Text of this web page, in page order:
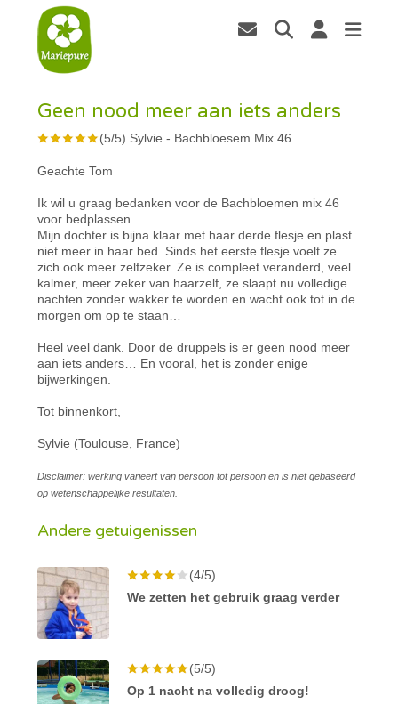
Geen nood meer aan iets anders
(5/5) Sylvie - Bachbloesem Mix 46
Geachte Tom
Ik wil u graag bedanken voor de Bachbloemen mix 46
voor bedplassen.
Mijn dochter is bijna klaar met haar derde flesje en plast
niet meer in haar bed. Sinds het eerste flesje voelt ze
zich ook meer zelfzeker. Ze is compleet veranderd, veel
kalmer, meer zeker van haarzelf, ze slaapt nu volledige
nachten zonder wakker te worden en wacht ook tot in de
morgen om op te staan…
Heel veel dank. Door de druppels is er geen nood meer
aan iets anders… En vooral, het is zonder enige
bijwerkingen.
Tot binnenkort,
Sylvie (Toulouse, France)
Disclaimer: werking varieert van persoon tot persoon en is niet gebaseerd
op wetenschappelijke resultaten.
Andere getuigenissen
(4/5)
We zetten het gebruik graag verder
(5/5)
Op 1 nacht na volledig droog!